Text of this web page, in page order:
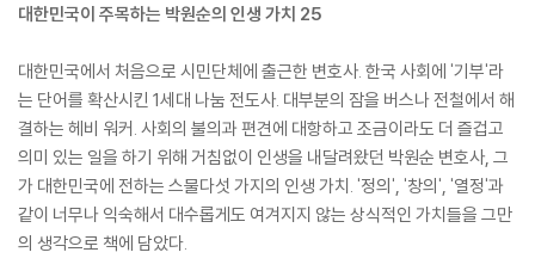
대한민국이 주목하는 박원순의 인생 가치 25
대한민국에서 처음으로 시민단체에 출근한 변호사. 한국 사회에 '기부'라
는 단어를 확산시킨 1세대 나눔 전도사. 대부분의 잠을 버스나 전철에서 해
결하는 헤비 워커. 사회의 불의과 편견에 대항하고 조금이라도 더 즐겁고
의미 있는 일을 하기 위해 거침없이 인생을 내달려왔던 박원순 변호사, 그
가 대한민국에 전하는 스물다섯 가지의 인생 가치. '정의', '창의', '열정'과
같이 너무나 익숙해서 대수롭게도 여겨지지 않는 상식적인 가치들을 그만
의 생각으로 책에 담았다.